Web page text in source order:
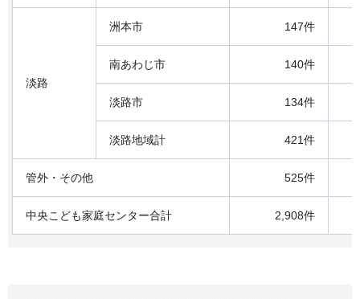
淡路
洲本市 147件
南あわじ市 140件
淡路市 134件
淡路地域計 421件
管外・その他 525件
中央こども家庭センター合計 2,908件